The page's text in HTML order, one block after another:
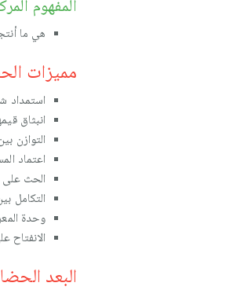
المفهوم
هي ما
مميزات
استمداد
انبثاق
التوازن
اعتماد
الحث على
التكامل
وحدة
الانفتاح
البعد